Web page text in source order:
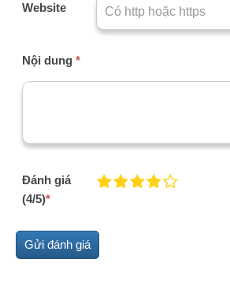
Website
Nội dung *
Đánh giá
(4/5)*